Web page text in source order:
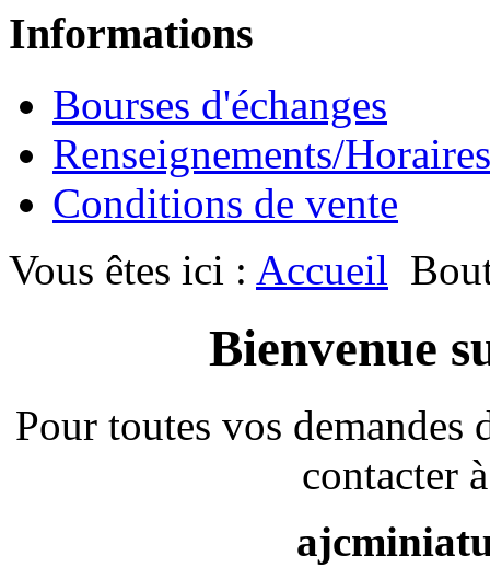
Informations
Bourses d'échanges
Renseignements/Horaires
Conditions de vente
Vous êtes ici : Accueil
Bienvenue
Pour toutes vos
contacter